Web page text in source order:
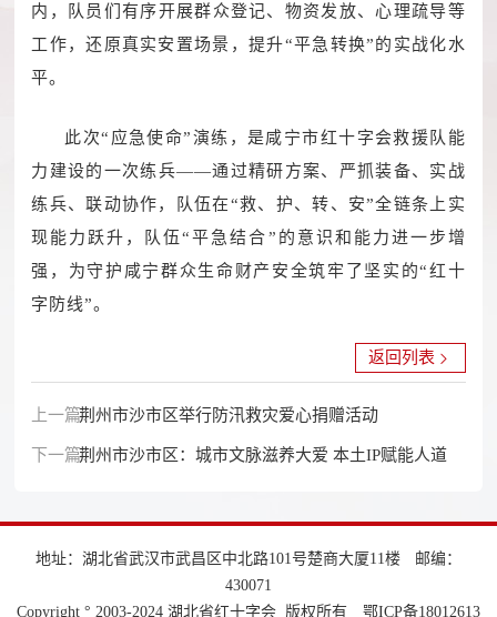
内，队员们有序开展群众登记、物资发放、心理疏导等
工作，还原真实安置场景，提升“平急转换”的实战化水
平。
此次“应急使命”演练，是咸宁市红十字会救援队能
力建设的一次练兵——通过精研方案、严抓装备、实战
练兵、联动协作，队伍在“救、护、转、安”全链条上实
现能力跃升，队伍“平急结合”的意识和能力进一步增
强，为守护咸宁群众生命财产安全筑牢了坚实的“红十
字防线”。
上一篇：荆州市沙市区举行防汛救灾爱心捐赠活动
下一篇：荆州市沙市区：城市文脉滋养大爱 本土IP赋能人道
返回列表
地址：湖北省武汉市武昌区中北路101号楚商大厦11楼
邮编：
430071
Copyright ° 2003-2024 湖北省红十字会 版权所有
鄂ICP备18012613